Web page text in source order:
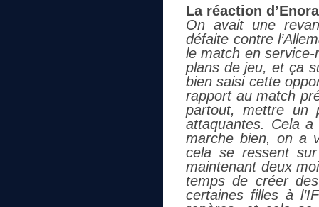
La réaction
On avait une
défaite contre
le match en
plans de jeu, et ça
bien saisi cette
rapport au match
partout, mettre un
attaquantes. Cela
marche bien, on a
cela se ressent
maintenant deux
temps de créer
certaines filles à